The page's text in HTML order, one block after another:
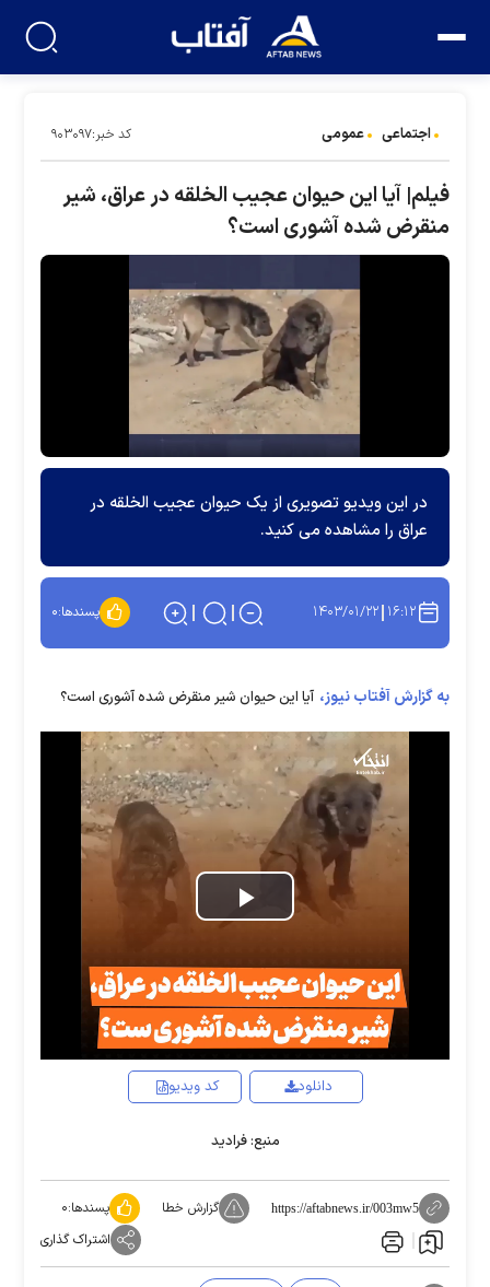
اجتماعی عمومی کد خبر:۹۰۳۰۹۷
فیلم| آیا این حیوان عجیب الخلقه در عراق، شیر
منقرض شده آشوری است؟
در این ویدیو تصویری از یک حیوان عجیب الخلقه در
عراق را مشاهده می کنید.
۱۶:۱۲ ۱۴۰۳/۰۱/۲۲ پسندها:۰
به گزارش آفتاب نیوز، آیا این حیوان شیر منقرض شده آشوری است؟
Play
Video
کد ویدیو دانلود
منبع: فرادید
https://aftabnews.ir/003mw5 گزارش خطا پسندها:۰
اشتراک گذاری